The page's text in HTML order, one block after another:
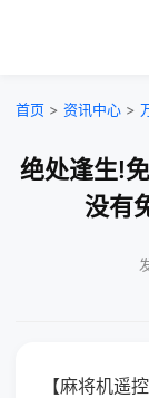
首页 > 资讯中心 >
绝处逢生!
没有
【麻将机遥